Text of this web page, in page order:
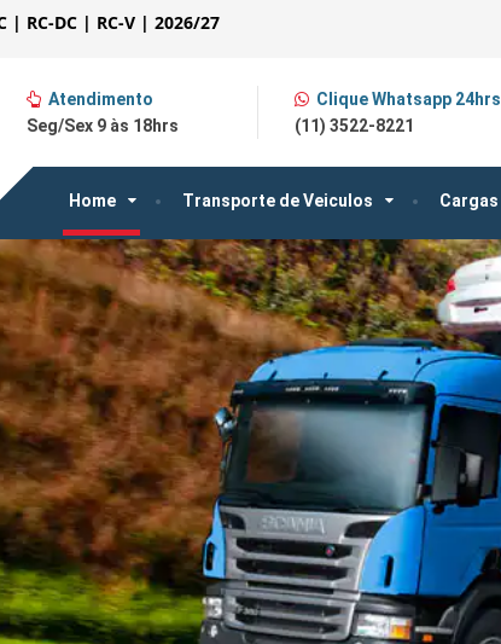
| RC-DC | RC-V | 2026/27
Home Transporte de Veiculos Cargas
Atendimento
Seg/Sex 9 às 18hrs
Clique Whatsapp 24hrs
(11) 3522-8221